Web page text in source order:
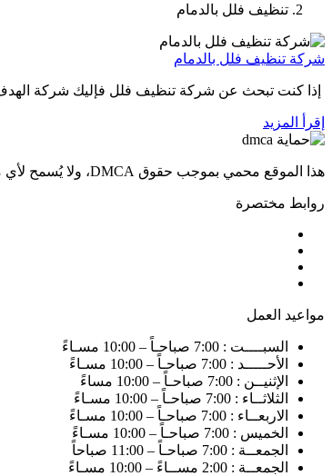
تنظيف فلل بالدمام
شركة تنظيف فلل بالدمام
إذا كنت تبحث عن شركة تنظيف فلل فإليك شركة
إقرأ المزيد
هذا الموقع محمي بموجب حقوق DMCA، ولا يُسمح لأي موقع بنقل أي محتوى أو نسخه بأي شكل كان. سيتم الإبلاغ عن أي موقع يسرق أو يقتبس المحتوى من دون إذن.
روابط مختصرة
مواعيد العمل
السبــــت : 7:00 صباحـاً – 10:00 مسـاءً
الأحـــــد : 7:00 صباحـاً – 10:00 مسـاءً
الإثنيــن : 7:00 صباحـاً – 10:00 مساءً
الثلاثــاء : 7:00 صباحـاً – 10:00 مسـاءً
الاربعــاء : 7:00 صباحـاً – 10:00 مسـاءً
الخميس : 7:00 صباحـاً – 10:00 مسـاءً
الجمعــة : 7:00 صباحـاً – 11:00 صباحاً
الجمعــة : 2:00 مســاءً – 10:00 مسـاءً